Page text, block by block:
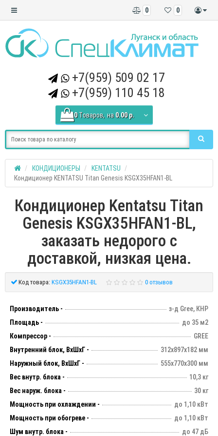
0
0
+7(959) 509 02 17
+7(959) 110 45 18
0 Tоваров, на 0.00 р.
КОНДИЦИОНЕРЫ
KENTATSU
Кондиционер KENTATSU Titan Genesis KSGX35HFAN1-BL
Кондиционер Kentatsu Titan
Genesis KSGX35HFAN1-BL,
заказать недорого с
доставкой, низкая цена.
Код товара: KSGX35HFAN1-BL 0 отзывов
Производитель -
з-д Gree, КНР
Площадь -
до 35 м2
Компрессор -
GREE
Внутренний блок, ВхШхГ -
312х897х182 мм
Наружный блок, ВхШхГ -
555х770х300 мм
Вес внутр. блока -
10,3 кг
Вес наруж. блока -
30 кг
Мощность при охлаждении -
до 1,10 кВт
Мощность при обогреве -
до 1,10 кВт
Шум внутр. блока -
до 47 дБ